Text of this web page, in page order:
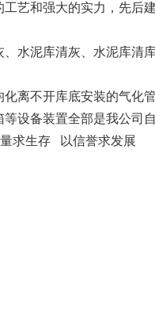
艺和强大的实力，先后
水泥库清灰、水泥库清
离不开库底安装的气化
设备装置全部是我公司自
存 以信誉求发展